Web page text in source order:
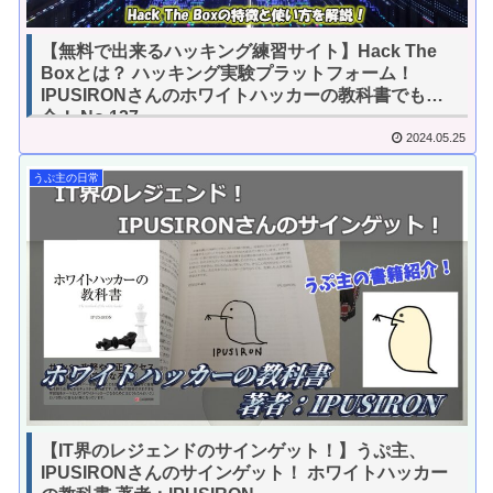
【無料で出来るハッキング練習サイト】Hack The
Boxとは？ ハッキング実験プラットフォーム！
IPUSIRONさんのホワイトハッカーの教科書でも紹
介！ No.127
2024.05.25
うぷ主の日常
【IT界のレジェンドのサインゲット！】うぷ主、
IPUSIRONさんのサインゲット！ ホワイトハッカー